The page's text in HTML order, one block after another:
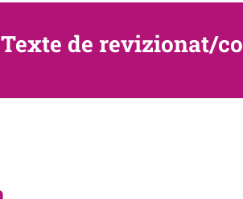
Texte de revizionat/